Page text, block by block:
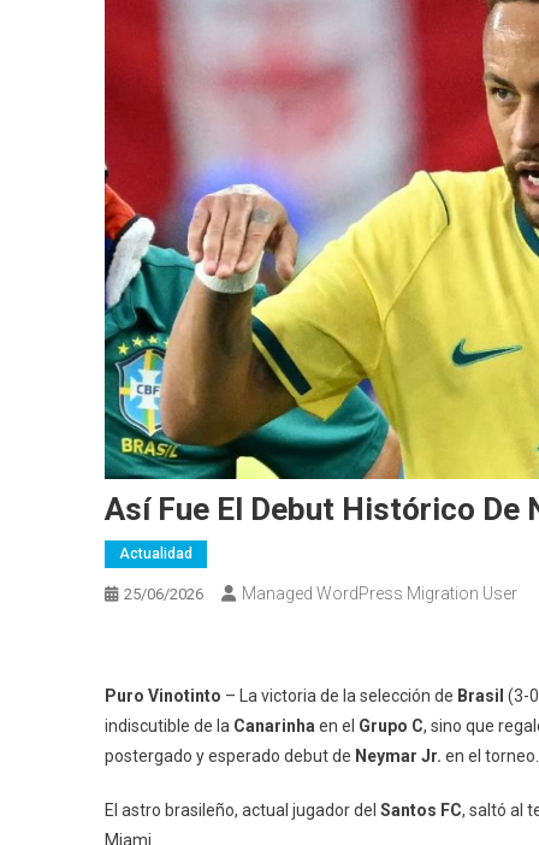
Así Fue El Debut Histórico De
Actualidad
25/06/2026 Managed WordPress Migration User
Puro Vinotinto – La victoria de la selección de Brasil (3-
indiscutible de la Canarinhaen el Grupo C, sino que
postergado y esperado debut de Neymar Jr. en el torneo.
El astro brasileño, actual jugador del Santos FC, saltó al
Miami.